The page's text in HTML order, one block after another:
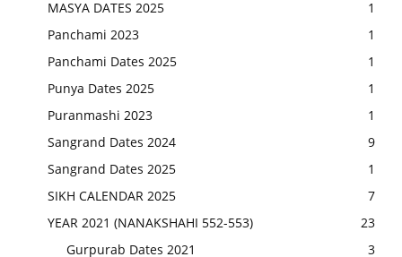
MASYA DATES 2025
1
Panchami 2023
1
Panchami Dates 2025
1
Punya Dates 2025
1
Puranmashi 2023
1
Sangrand Dates 2024
9
Sangrand Dates 2025
1
SIKH CALENDAR 2025
7
YEAR 2021 (NANAKSHAHI 552-553)
23
Gurpurab Dates 2021
3